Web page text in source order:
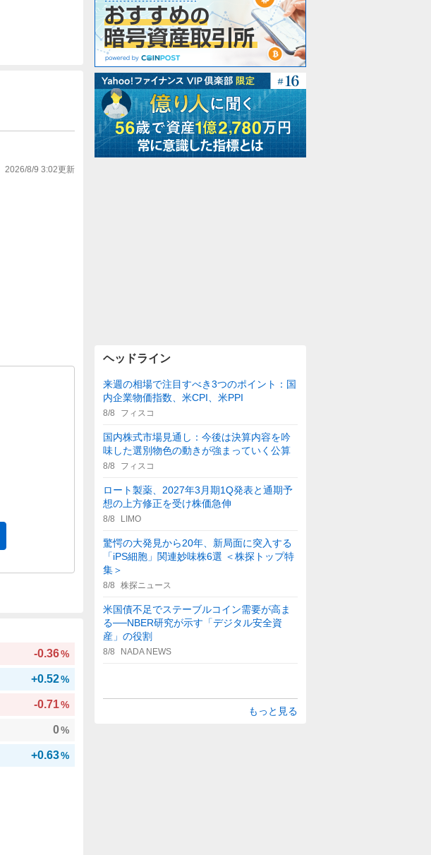
2026/8/9 3:02更新
-0.36%
+0.52%
-0.71%
0%
+0.63%
ヘッドライン
来週の相場で注目すべき3つのポイント：国
内企業物価指数、米CPI、米PPI
8/8 フィスコ
国内株式市場見通し：今後は決算内容を吟
味した選別物色の動きが強まっていく公算
8/8 フィスコ
ロート製薬、2027年3月期1Q発表と通期予
想の上方修正を受け株価急伸
8/8 LIMO
驚愕の大発見から20年、新局面に突入する
「iPS細胞」関連妙味株6選 ＜株探トップ特
集＞
8/8 株探ニュース
米国債不足でステーブルコイン需要が高ま
る──NBER研究が示す「デジタル安全資
産」の役割
8/8 NADA NEWS
もっと見る